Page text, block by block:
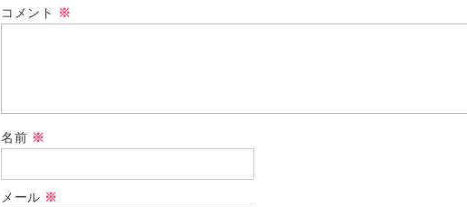
コメント ※
名前 ※
メール ※